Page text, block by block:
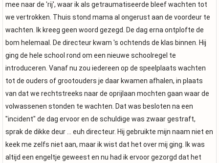
mee naar de 'rij', waar ik als getraumatiseerde bleef wachten tot
we vertrokken. Thuis stond mama al ongerust aan de voordeur te
wachten. Ik kreeg geen woord gezegd. De dag erna ontplofte de
bom helemaal. De directeur kwam 's ochtends de klas binnen. Hij
ging de hele school rond om een nieuwe schoolregel te
introduceren. Vanaf nu zou iedereen op de speelplaats wachten
tot de ouders of grootouders je daar kwamen afhalen, in plaats
van dat we rechtstreeks naar de oprijlaan mochten gaan waar de
volwassenen stonden te wachten. Dat was besloten na een
"incident" de dag ervoor en de schuldige was zwaar gestraft,
sprak de dikke deur … euh directeur. Hij gebruikte mijn naam niet en
keek me zelfs niet aan, maar ik wist dat het over mij ging. Ik was
altijd een engeltje geweest en nu had ik ervoor gezorgd dat het